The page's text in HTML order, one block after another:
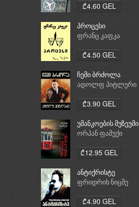
₾4.60 GEL
პროცესი
ფრანც კაფკა
₾4.50 GEL
ჩემი ბრძოლა
ადოლფ ჰიტლერი
₾3.90 GEL
უმანკოების მუზეუმი
ორჰან ფამუქი
₾12.95 GEL
ანტიქრისტე
ფრიდრიხ ნიცშე
₾4.90 GEL